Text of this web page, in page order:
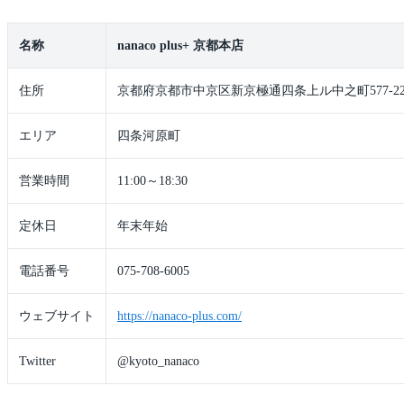
名称 nanaco plus+ 京都本店
住所 京都府京都市中京区新京極通四条上ル中之町577-
エリア 四条河原町
営業時間 11:00～18:30
定休日 年末年始
電話番号 075-708-6005
ウェブサイト https://nanaco-plus.com/
Twitter @kyoto_nanaco